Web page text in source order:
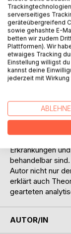
Auf die Merkliste
Titel bewerten
BESCHREIBUNG
In diesem Buch
Erkrankungen
behandelbar
Autor nicht nur
erklärt auch
gearteten
AUTOR/IN
serverseitiges
geräteübergreifend
sowie gehashte E-
betten wir zudem
Plattformen). Wir
etwaiges Tracking
Einstellung willigst
kannst deine
jederzeit mit